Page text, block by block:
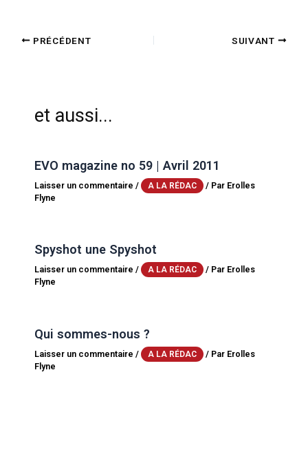
PRÉCÉDENT SUIVANT
et aussi...
EVO magazine no 59 | Avril 2011
Laisser un commentaire / A LA RÉDAC / Par Erolles
Flyne
Spyshot une Spyshot
Laisser un commentaire / A LA RÉDAC / Par Erolles
Flyne
Qui sommes-nous ?
Laisser un commentaire / A LA RÉDAC / Par Erolles
Flyne